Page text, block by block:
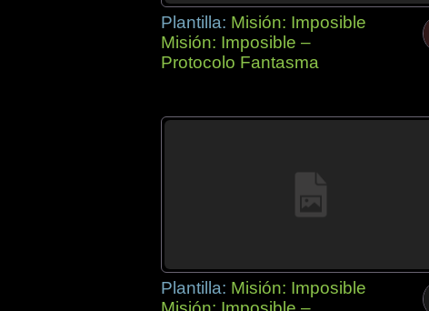
Plantilla: Misión: Imposible
Misión: Imposible –
Protocolo Fantasma
Plantilla: Misión: Imposible